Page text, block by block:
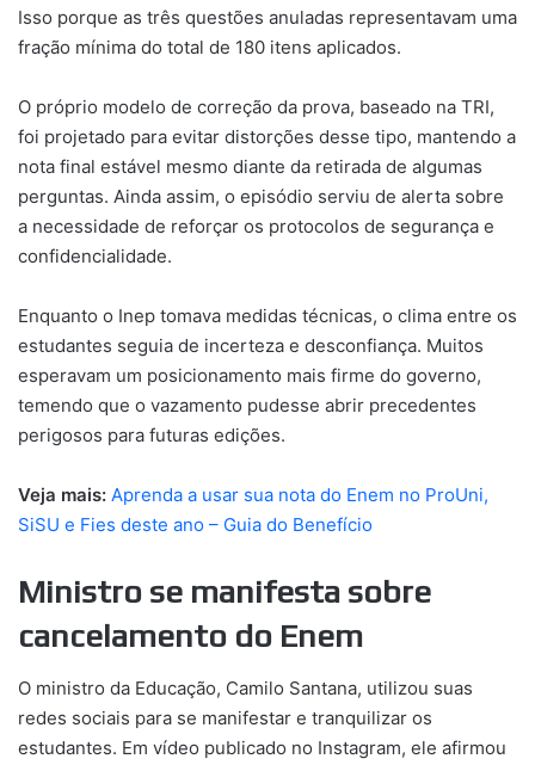
Isso porque as três questões anuladas representavam uma
fração mínima do total de 180 itens aplicados.
O próprio modelo de correção da prova, baseado na TRI,
foi projetado para evitar distorções desse tipo, mantendo a
nota final estável mesmo diante da retirada de algumas
perguntas. Ainda assim, o episódio serviu de alerta sobre
a necessidade de reforçar os protocolos de segurança e
confidencialidade.
Enquanto o Inep tomava medidas técnicas, o clima entre os
estudantes seguia de incerteza e desconfiança. Muitos
esperavam um posicionamento mais firme do governo,
temendo que o vazamento pudesse abrir precedentes
perigosos para futuras edições.
Veja mais: Aprenda a usar sua nota do Enem no ProUni,
SiSU e Fies deste ano – Guia do Benefício
Ministro se manifesta sobre
cancelamento do Enem
O ministro da Educação, Camilo Santana, utilizou suas
redes sociais para se manifestar e tranquilizar os
estudantes. Em vídeo publicado no Instagram, ele afirmou